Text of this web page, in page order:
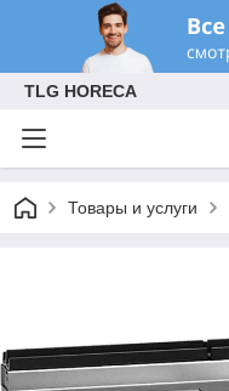
TLG HORECA
Товары и услуги